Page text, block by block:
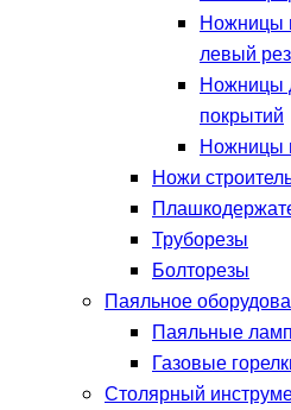
Ножницы
левый рез
Ножницы
покрытий
Ножницы
Ножи
Труборезы
Болторезы
Паяльное
Паяльные
Газовые
Столярный